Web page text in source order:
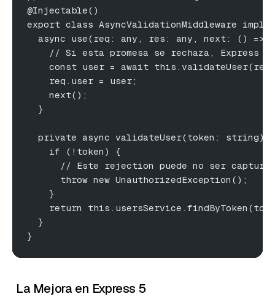
@Injectable()
export class AsyncValidationMiddleware
async use(req: any, res: any, next: () =>
// Si esta promesa se rechaza, Express
const user = await
    req.user = user;
    next();
  }
  private async validateUser(token: string) {
    if (!token) {
// Este rejection puede no ser
      throw new UnauthorizedException();
    }
return
  }
}
La Mejora en Express 5